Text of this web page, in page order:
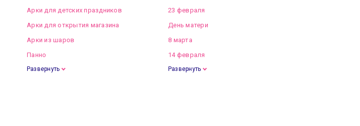
Арки для детских праздников
Арки для открытия магазина
Арки из шаров
Панно
Развернуть
23 февраля
День матери
8 марта
14 февраля
Развернуть